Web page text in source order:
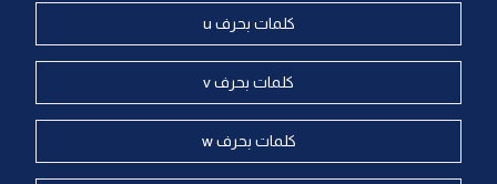
كلمات بحرف u
كلمات بحرف v
كلمات بحرف w